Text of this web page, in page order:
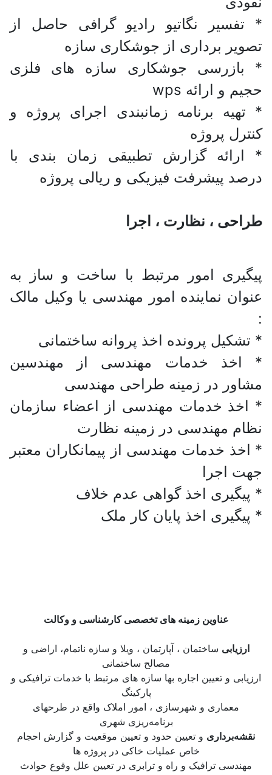
* تفسیر نگاتیو رادیو گرافی حاصل از
تصویر برداری از جوشکاری سازه
* بازرسی جوشکاری سازه های فلزی
حجیم و ارائه wps
* تهیه برنامه زمانبندی اجرای پروژه و
کنترل پروژه
* ارائه گزارش تطبیقی زمان بندی با
درصد پیشرفت فیزیکی و ریالی پروژه
طراحی ، نظارت ، اجرا
پیگیری امور مرتبط با ساخت و ساز به
عنوان نماینده امور مهندسی یا وکیل مالک
:
* تشکیل پرونده اخذ پروانه ساختمانی
* اخذ خدمات مهندسی از مهندسین
مشاور در زمینه طراحی مهندسی
* اخذ خدمات مهندسی از اعضاء سازمان
نظام مهندسی در زمینه نظارت
* اخذ خدمات مهندسی از پیمانکاران معتبر
جهت اجرا
* پیگیری اخذ گواهی عدم خلاف
* پیگیری اخذ پایان کار ملک
عناوین زمینه های تخصصی کارشناسی و وکالت
ارزیابی ساختمان ، آپارتمان ، ویلا و سازه ناتمام، اراضی و
مصالح ساختمانی
ارزیابی و تعیین اجاره بها سازه های مرتبط با خدمات ترافیکی و
پارکینگ
معماری و شهرسازی ، امور املاک واقع در طرحهای
برنامه‌ریزی شهری
نقشه‌برداری و تعیین حدود و تعیین موقعیت و گزارش احجام
خاص عملیات خاکی در پروژه ها
مهندسی ترافیک و راه و ترابری در تعیین علل وقوع حوادث